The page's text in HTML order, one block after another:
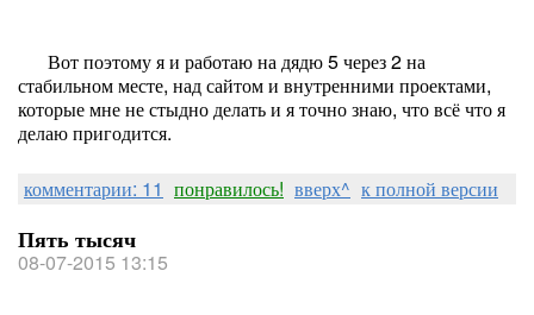
Вот поэтому я и работаю на дядю 5 через 2 на
стабильном месте, над сайтом и внутренними проектами,
которые мне не стыдно делать и я точно знаю, что всё что я
делаю пригодится.
комментарии: 11 понравилось! вверх^ к полной версии
Пять тысяч
08-07-2015 13:15